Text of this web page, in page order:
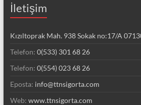
İletişim
Kızıltoprak Mah. 938 Sokak no:17/A
Telefon: 0(533) 301 68 26
Telefon: 0(554) 023 68 26
Eposta: info@ttnsigorta.com
Web: www.ttnsigorta.com